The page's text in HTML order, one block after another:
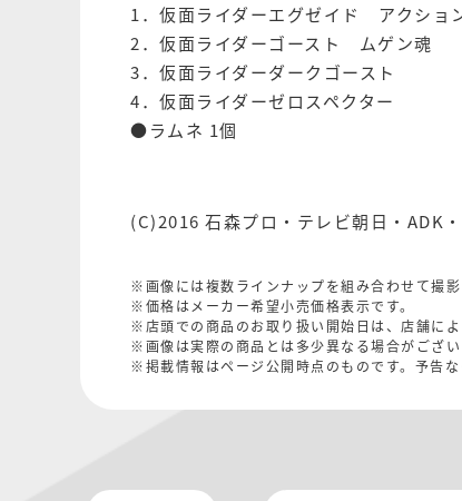
1．仮面ライダーエグゼイド アクショ
2．仮面ライダーゴースト ムゲン魂
3．仮面ライダーダークゴースト
4．仮面ライダーゼロスペクター
●ラムネ 1個
(C)2016 石森プロ・テレビ朝日・ADK
※画像には複数ラインナップを組み合わせて撮影
※価格はメーカー希望小売価格表示です。
※店頭での商品のお取り扱い開始日は、店舗によ
※画像は実際の商品とは多少異なる場合がござい
※掲載情報はページ公開時点のものです。予告な